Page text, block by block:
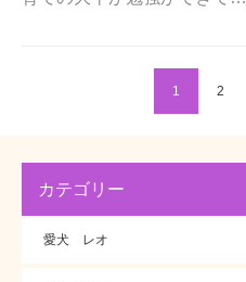
1 2
カテゴリー
愛犬 レオ